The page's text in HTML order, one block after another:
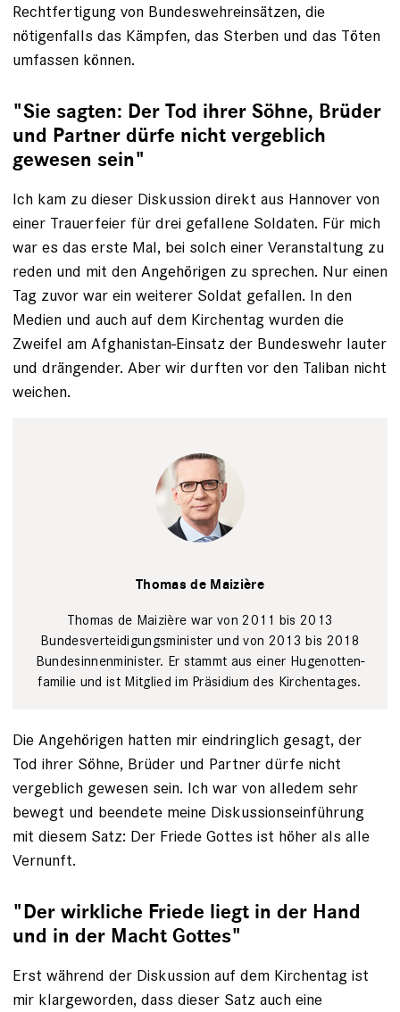
Rechtfertigung von Bundeswehreinsätzen, die
nötigenfalls das Kämpfen, das Sterben und das Töten
umfassen können.
"Sie sagten: Der Tod ihrer Söhne, Brüder
und Partner dürfe nicht vergeblich
gewesen sein"
Ich kam zu dieser Diskussion direkt aus Hannover von
einer Trauerfeier für drei gefallene Soldaten. Für mich
war es das erste Mal, bei solch einer Veranstaltung zu
reden und mit den Angehörigen zu sprechen. Nur einen
Tag ­zuvor war ein weiterer Soldat gefallen. In den
Medien und auch auf dem Kirchentag wurden die
Zweifel am Afghanis­tan-Einsatz der Bundeswehr lauter
und drängen­der. Aber wir durften vor den Taliban nicht
weichen.
Layard
Thomas de Maizière
Thomas de Maizière war von 2011 bis 2013
Bundesverteidigungs­minister und von 2013 bis 2018
Bundes­innenminister. Er stammt aus einer Hugenotten­
familie und ist Mitglied im Präsidium des Kirchen­tages.
Die Angehörigen hatten mir eindringlich gesagt, der
Tod ihrer Söhne, Brüder und Partner dürfe nicht
vergeblich gewesen sein. Ich war von alledem sehr
bewegt und beendete meine Diskussionseinführung
mit diesem Satz: Der Friede Gottes ist höher als alle
Vernunft.
"Der wirkliche Friede liegt in der Hand
und in der Macht Gottes"
Erst während der Diskussion auf dem Kirchentag ist
mir klargeworden, dass dieser Satz auch eine